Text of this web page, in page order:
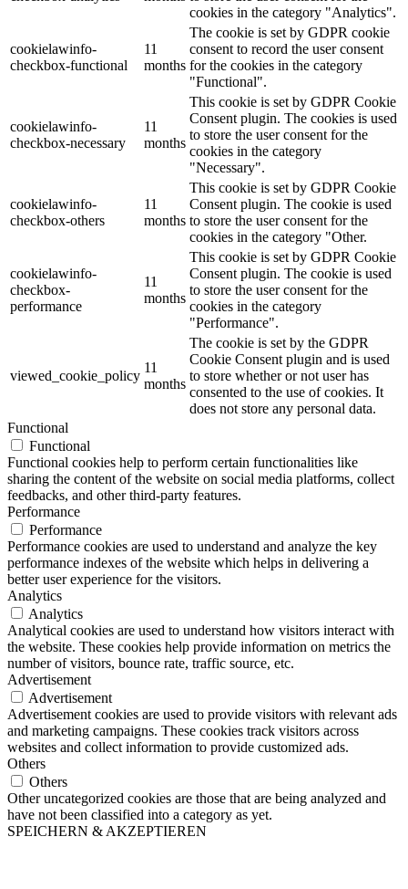
cookies in the category "Analytics".
cookielawinfo-
checkbox-functional
11
months
The cookie is set by GDPR cookie
consent to record the user consent
for the cookies in the category
"Functional".
cookielawinfo-
checkbox-necessary
11
months
This cookie is set by GDPR Cookie
Consent plugin. The cookies is used
to store the user consent for the
cookies in the category
"Necessary".
cookielawinfo-
checkbox-others
11
months
This cookie is set by GDPR Cookie
Consent plugin. The cookie is used
to store the user consent for the
cookies in the category "Other.
cookielawinfo-
checkbox-
performance
11
months
This cookie is set by GDPR Cookie
Consent plugin. The cookie is used
to store the user consent for the
cookies in the category
"Performance".
viewed_cookie_policy
11
months
The cookie is set by the GDPR
Cookie Consent plugin and is used
to store whether or not user has
consented to the use of cookies. It
does not store any personal data.
Functional
Functional
Functional cookies help to perform certain functionalities like
sharing the content of the website on social media platforms, collect
feedbacks, and other third-party features.
Performance
Performance
Performance cookies are used to understand and analyze the key
performance indexes of the website which helps in delivering a
better user experience for the visitors.
Analytics
Analytics
Analytical cookies are used to understand how visitors interact with
the website. These cookies help provide information on metrics the
number of visitors, bounce rate, traffic source, etc.
Advertisement
Advertisement
Advertisement cookies are used to provide visitors with relevant ads
and marketing campaigns. These cookies track visitors across
websites and collect information to provide customized ads.
Others
Others
Other uncategorized cookies are those that are being analyzed and
have not been classified into a category as yet.
SPEICHERN & AKZEPTIEREN